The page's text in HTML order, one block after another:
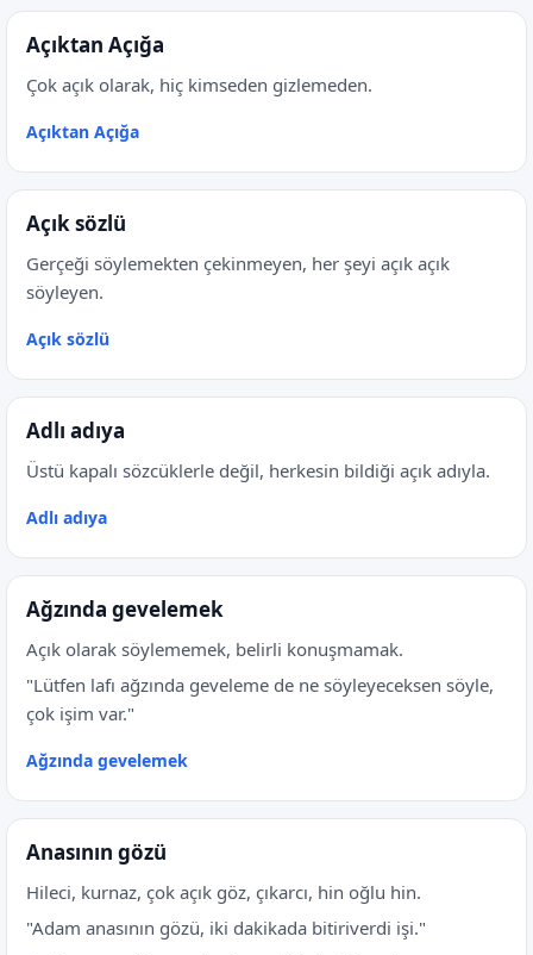
Açıktan Açığa
Çok açık olarak, hiç kimseden gizlemeden.
Açıktan Açığa
Açık sözlü
Gerçeği söylemekten çekinmeyen, her şeyi açık açık
söyleyen.
Açık sözlü
Adlı adıya
Üstü kapalı sözcüklerle değil, herkesin bildiği açık adıyla.
Adlı adıya
Ağzında gevelemek
Açık olarak söylememek, belirli konuşmamak.
"Lütfen lafı ağzında geveleme de ne söyleyeceksen söyle,
çok işim var."
Ağzında gevelemek
Anasının gözü
Hileci, kurnaz, çok açık göz, çıkarcı, hin oğlu hin.
"Adam anasının gözü, iki dakikada bitiriverdi işi."